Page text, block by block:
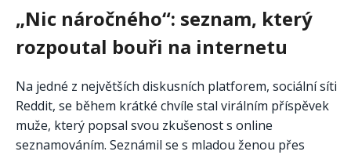
„Nic náročného“: seznam, který
rozpoutal bouři na internetu
Na jedné z největších diskusních platforem, sociální síti
Reddit, se během krátké chvíle stal virálním příspěvek
muže, který popsal svou zkušenost s online
seznamováním. Seznámil se s mladou ženou přes